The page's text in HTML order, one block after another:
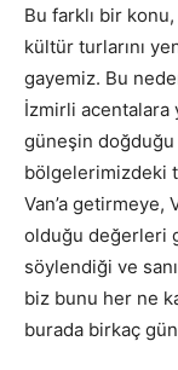
Bu farklı bir
kültür turlarını
gayemiz. Bu
İzmirli
güneşin doğduğu
bölgelerimizdeki
Van’a getirmeye,
olduğu değerleri
söylendiği ve
biz bunu her ne
burada birkaç